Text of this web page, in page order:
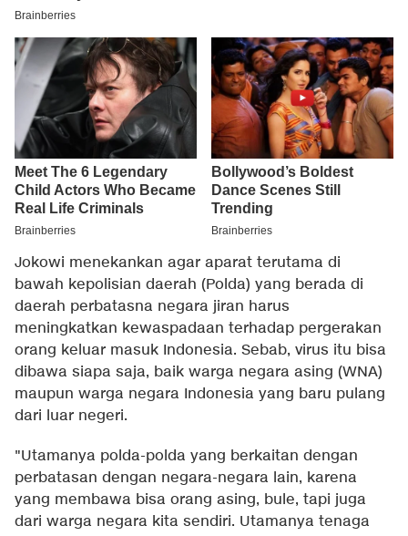
Jokowi menekankan agar aparat terutama di
bawah kepolisian daerah (Polda) yang berada di
daerah perbatasna negara jiran harus
meningkatkan kewaspadaan terhadap pergerakan
orang keluar masuk Indonesia. Sebab, virus itu bisa
dibawa siapa saja, baik warga negara asing (WNA)
maupun warga negara Indonesia yang baru pulang
dari luar negeri.
"Utamanya polda-polda yang berkaitan dengan
perbatasan dengan negara-negara lain, karena
yang membawa bisa orang asing, bule, tapi juga
dari warga negara kita sendiri. Utamanya tenaga